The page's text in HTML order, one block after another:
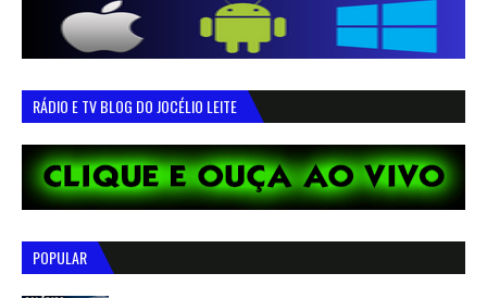
RÁDIO E TV BLOG DO JOCÉLIO LEITE
POPULAR